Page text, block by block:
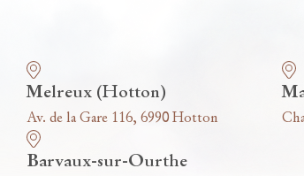
Melreux (Hotton)
Av. de la Gare 116, 6990 Hotton
Barvaux-sur-Ourthe